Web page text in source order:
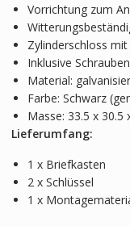
Vorrichtung zum
Zylinderschloss
Inklusive
Material:
Farbe: Schwarz
Masse: 33.5 x 30.5
Lieferumfang:
1 x Briefkasten
2 x Schlüssel
1 x